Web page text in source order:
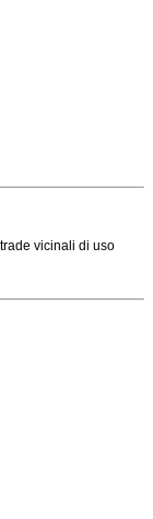
vicinali di uso